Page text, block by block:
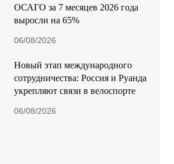
ОСАГО за 7 месяцев 2026 года
выросли на 65%
06/08/2026
Новый этап международного
сотрудничества: Россия и Руанда
укрепляют связи в велоспорте
06/08/2026